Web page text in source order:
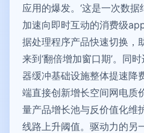
应用的爆发。‘这是一次数据
加速向即时互动的消费级
据处理程序产品快速切换，
来到‘翻倍增加窗口期’。同
器缓冲基础设施整体提速降
端直接创新增长空间网电质
量产品增长池与反价值化维
线路上升阈值。驱动力的另